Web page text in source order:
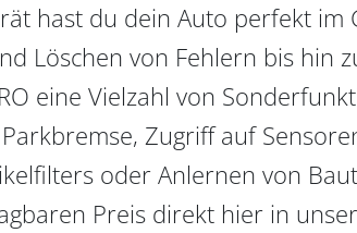
hast du dein Auto perfekt im
Löschen von Fehlern bis hin
eine Vielzahl von
Zugriff auf
oder Anlernen von
Preis direkt hier in